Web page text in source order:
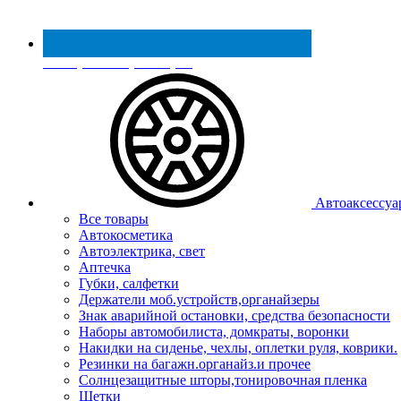
Реестр МинПромТорга
Все товары
Автокосметика
Автоэлектрика, свет
Аптечка
Губки, салфетки
Держатели моб.устройств,органайзеры
Знак аварийной остановки, средства безопасности
Наборы автомобилиста, домкраты, воронки
Накидки на сиденье, чехлы, оплетки руля, коврики.
Резинки на багажн.органайз.и прочее
Солнцезащитные шторы,тонировочная пленка
Щетки